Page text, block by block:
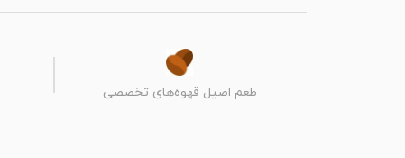
طعم اصیل قهوه‌های تخصصی